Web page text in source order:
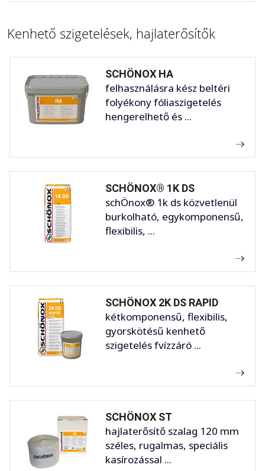
Kenhető szigetelések, hajlaterősítők
SCHÖNOX HA
felhasználásra kész beltéri
folyékony fóliaszigetelés
hengerelhető és ...
SCHÖNOX® 1K DS
schÖnox® 1k ds közvetlenül
burkolható, egykomponensű,
flexibilis, ...
SCHÖNOX 2K DS RAPID
kétkomponensű, flexibilis,
gyorskötésű kenhető
szigetelés fvízzáró ...
SCHÖNOX ST
hajlaterősítő szalag 120 mm
széles, rugalmas, speciális
kasírozással ...